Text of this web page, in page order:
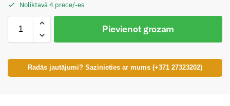
Noliktavā 4 prece/-es
Pievienot grozam
Radās jautājumi? Sazinieties ar mums (+371 27323202)